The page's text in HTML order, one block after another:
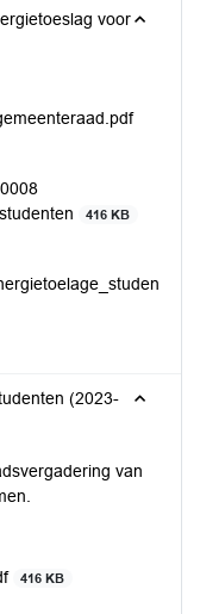
voor
416 KB
(2023-
van
416 KB